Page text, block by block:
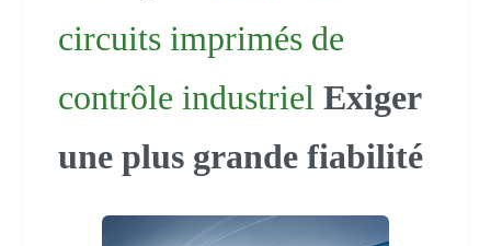
circuits imprimés de
contrôle industriel Exiger
une plus grande fiabilité